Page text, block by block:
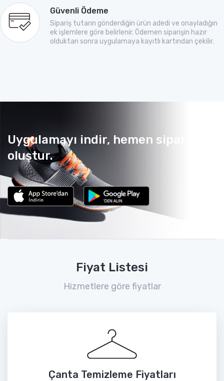
Güvenli Ödeme
Sipariş tutarın gönderdiğin ürün adedi ve onayladığın
ek işlemlere göre belirlenir. Ödemen siparişin hazır
olduktan sonra uygulamaya kayıtlı kartından çekilir.
Uygulamayı indir, hemen sipariş
oluştur.
Fiyat Listesi
Hizmetlere göre fiyatlar
Çanta Temizleme Fiyatları